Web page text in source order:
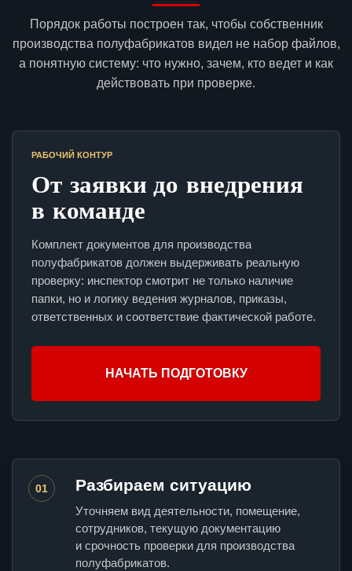
Порядок работы построен так, чтобы собственник
производства полуфабрикатов видел не набор файлов,
а понятную систему: что нужно, зачем, кто ведет и как
действовать при проверке.
РАБОЧИЙ КОНТУР
От заявки до внедрения
в команде
Комплект документов для производства
полуфабрикатов должен выдерживать реальную
проверку: инспектор смотрит не только наличие
папки, но и логику ведения журналов, приказы,
ответственных и соответствие фактической работе.
НАЧАТЬ ПОДГОТОВКУ
01 Разбираем ситуацию
Уточняем вид деятельности, помещение,
сотрудников, текущую документацию
и срочность проверки для производства
полуфабрикатов.